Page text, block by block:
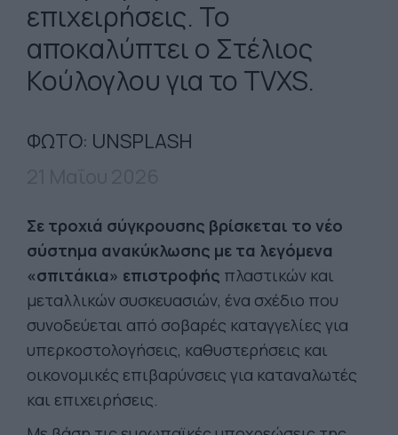
επιχειρήσεις. Το
αποκαλύπτει ο Στέλιος
Κούλογλουγια το TVXS.
ΦΩΤΟ: UNSPLASH
Σε τροχιά σύγκρουσης βρίσκεται το νέο
σύστημα ανακύκλωσης με τα λεγόμενα
«σπιτάκια» επιστροφής πλαστικών και
μεταλλικών συσκευασιών, ένα σχέδιο που
συνοδεύεται από σοβαρές καταγγελίες για
υπερκοστολογήσεις, καθυστερήσεις και
οικονομικές επιβαρύνσεις για καταναλωτές
και επιχειρήσεις.